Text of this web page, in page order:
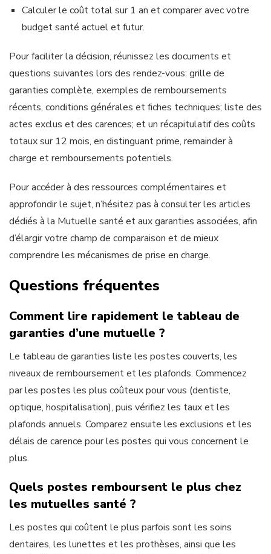
Calculer le coût total sur 1 an et comparer avec votre
budget santé actuel et futur.
Pour faciliter la décision, réunissez les documents et
questions suivantes lors des rendez-vous: grille de
garanties complète, exemples de remboursements
récents, conditions générales et fiches techniques; liste des
actes exclus et des carences; et un récapitulatif des coûts
totaux sur 12 mois, en distinguant prime, remainder à
charge et remboursements potentiels.
Pour accéder à des ressources complémentaires et
approfondir le sujet, n’hésitez pas à consulter les articles
dédiés à la Mutuelle santé et aux garanties associées, afin
d’élargir votre champ de comparaison et de mieux
comprendre les mécanismes de prise en charge.
Questions fréquentes
Comment lire rapidement le tableau de
garanties d’une mutuelle ?
Le tableau de garanties liste les postes couverts, les
niveaux de remboursement et les plafonds. Commencez
par les postes les plus coûteux pour vous (dentiste,
optique, hospitalisation), puis vérifiez les taux et les
plafonds annuels. Comparez ensuite les exclusions et les
délais de carence pour les postes qui vous concernent le
plus.
Quels postes remboursent le plus chez
les mutuelles santé ?
Les postes qui coûtent le plus parfois sont les soins
dentaires, les lunettes et les prothèses, ainsi que les